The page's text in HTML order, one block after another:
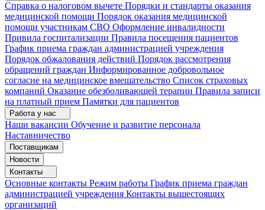
Справка о налоговом вычете Порядки и стандарты оказания
медицинской помощи Порядок оказания медицинской
помощи участникам СВО Оформление инвалидности
Привила госпитализации Правила посещения пациентов
График приема граждан администрацией учреждения
Порядок обжалования действий Порядок рассмотрения
обращений граждан Информированное добровольное
согласие на медицинское вмешательство Список страховых
компаний Оказание обезболивающей терапии Правила записи
на платный прием Памятки для пациентов
Работа у нас
Наши вакансии Обучение и развитие персонала
Наставничество
Поставщикам
Новости
Контакты
Основные контакты Режим работы График приема граждан
администрацией учреждения Контакты вышестоящих
организаций